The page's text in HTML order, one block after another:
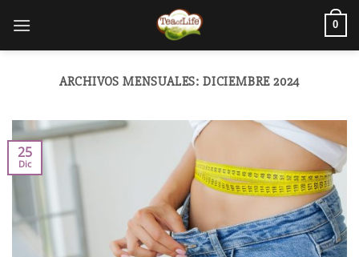
0
ARCHIVOS MENSUALES: DICIEMBRE 2024
25
Dic